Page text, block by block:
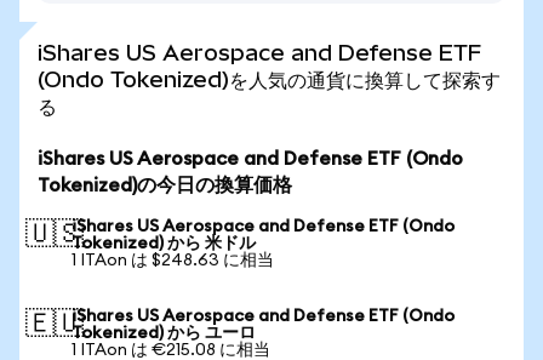
iShares US Aerospace and Defense ETF
(Ondo Tokenized)を人気の通貨に換算して探索す
る
iShares US Aerospace and Defense ETF (Ondo
Tokenized)の今日の換算価格
🇺🇸iShares US Aerospace and Defense ETF (Ondo
Tokenized) から 米ドル
1 ITAon は $248.63 に相当
🇪🇺iShares US Aerospace and Defense ETF (Ondo
Tokenized) から ユーロ
1 ITAon は €215.08 に相当